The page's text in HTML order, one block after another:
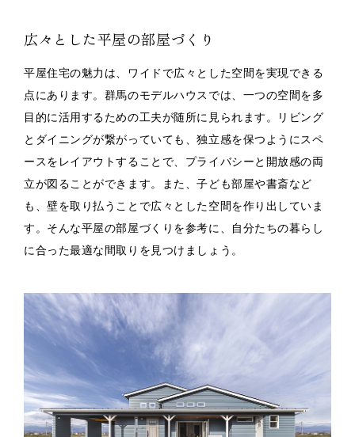
広々とした平屋の部屋づくり
平屋住宅の魅力は、ワイドで広々とした空間を実現できる
点にあります。群馬のモデルハウスでは、一つの空間を多
目的に活用するための工夫が随所に見られます。リビング
とダイニングが繋がっていても、独立感を保つようにスペ
ースをレイアウトすることで、プライバシーと開放感の両
立が図ることができます。また、子ども部屋や書斎など
も、壁を取り払うことで広々とした空間を作り出していま
す。そんな平屋の部屋づくりを参考に、自分たちの暮らし
に合った最適な間取りを見つけましょう。